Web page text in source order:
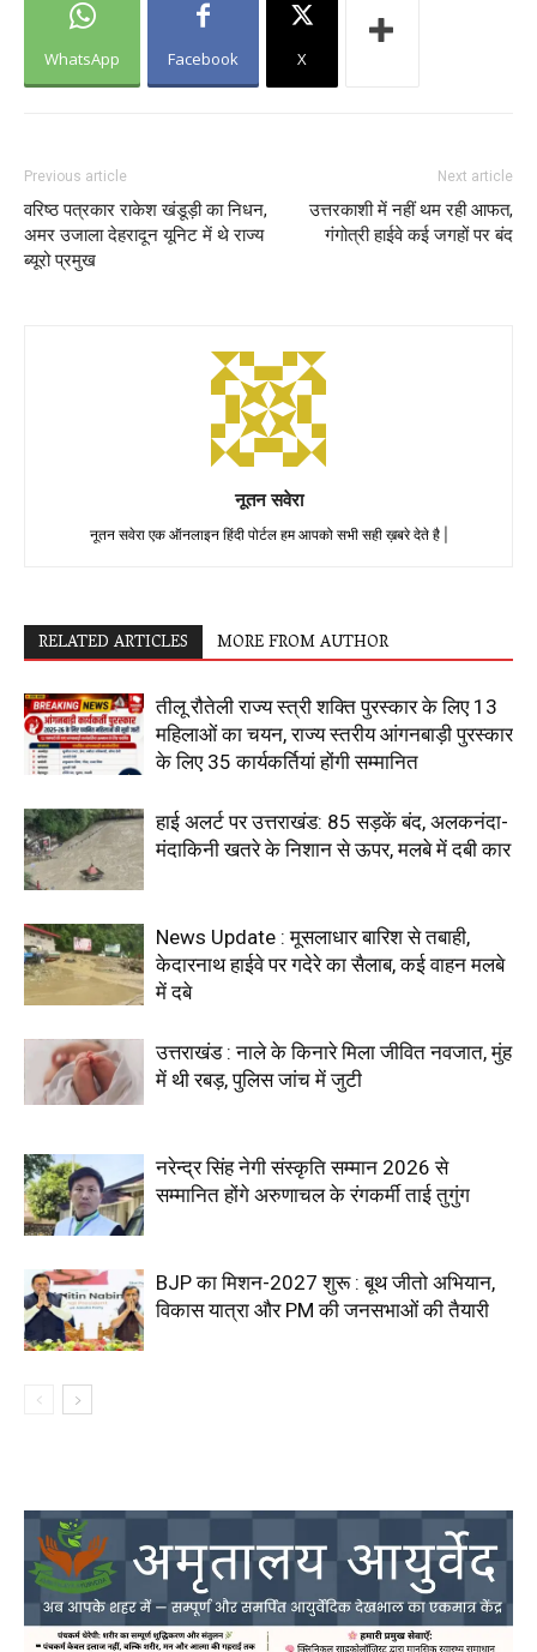
WhatsApp Facebook X
Previous article
वरिष्ठ पत्रकार राकेश खंडूड़ी का निधन,
अमर उजाला देहरादून यूनिट में थे राज्य
ब्यूरो प्रमुख
Next article
उत्तरकाशी में नहीं थम रही आफत,
गंगोत्री हाईवे कई जगहों पर बंद
नूतन सवेरा
नूतन सवेरा एक ऑनलाइन हिंदी पोर्टल हम आपको सभी सही ख़बरे देते है |
RELATED ARTICLES MORE FROM AUTHOR
तीलू रौतेली राज्य स्त्री शक्ति पुरस्कार के लिए 13
महिलाओं का चयन, राज्य स्तरीय आंगनबाड़ी पुरस्कार
के लिए 35 कार्यकर्तियां होंगी सम्मानित
हाई अलर्ट पर उत्तराखंड: 85 सड़कें बंद, अलकनंदा-
मंदाकिनी खतरे के निशान से ऊपर, मलबे में दबी कार
News Update : मूसलाधार बारिश से तबाही,
केदारनाथ हाईवे पर गदेरे का सैलाब, कई वाहन मलबे
में दबे
उत्तराखंड : नाले के किनारे मिला जीवित नवजात, मुंह
में थी रबड़, पुलिस जांच में जुटी
नरेन्द्र सिंह नेगी संस्कृति सम्मान 2026 से
सम्मानित होंगे अरुणाचल के रंगकर्मी ताई तुगुंग
BJP का मिशन-2027 शुरू : बूथ जीतो अभियान,
विकास यात्रा और PM की जनसभाओं की तैयारी